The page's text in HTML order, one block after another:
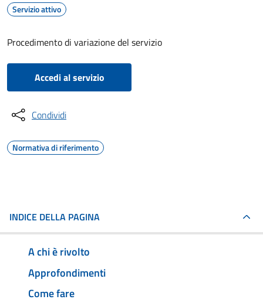
Servizio attivo
Procedimento di variazione del servizio
Accedi al servizio
Condividi
Normativa di riferimento
INDICE DELLA PAGINA
A chi è rivolto
Approfondimenti
Come fare